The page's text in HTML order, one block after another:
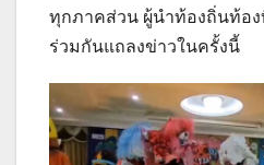
ทุกภาคส่วน ผู้นำท้องถิ่นท้อ
ร่วมกันแถลงข่าวในครั้งนี้